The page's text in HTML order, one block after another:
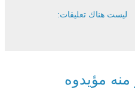
ليست هناك تعليقات:
مؤيدوه